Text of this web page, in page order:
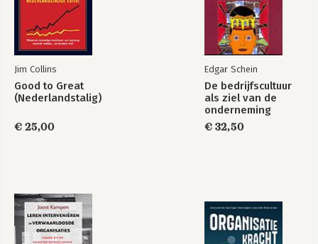
Jim Collins
Good to Great
(Nederlandstalig)
€ 25,00
Edgar Schein
De bedrijfscultuur
als ziel van de
onderneming
€ 32,50